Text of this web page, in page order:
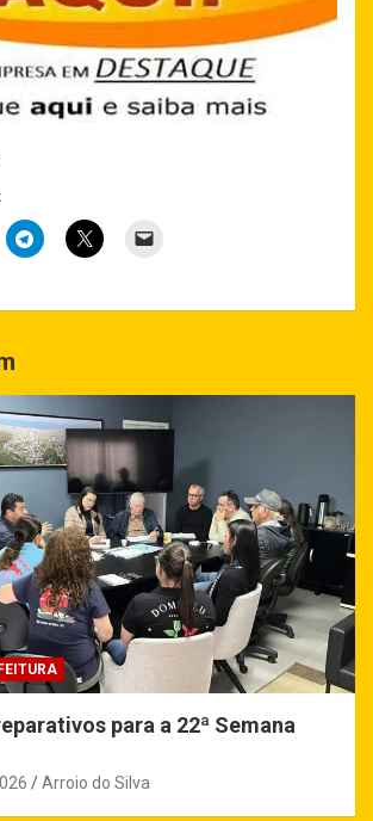
para a 22ª Semana
Arroio do Silva